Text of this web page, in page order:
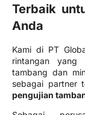
Terbaik
Anda
Kami di PT
rintangan yang
tambang dan
sebagai partner
pengujian